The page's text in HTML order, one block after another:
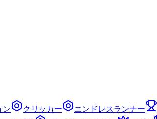
ン クリッカー エンドレスランナー